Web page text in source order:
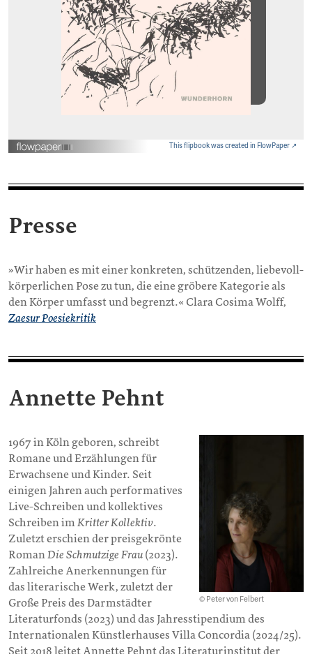
This flipbook was created in FlowPaper ↗
Presse
»Wir haben es mit einer konkreten, schützenden, liebevoll-
körperlichen Pose zu tun, die eine gröbere Kategorie als
den Körper umfasst und begrenzt.« Clara Cosima Wolff,
Zaesur Poesiekritik
Annette Pehnt
© Peter von Felbert
1967 in Köln geboren, schreibt
Romane und Erzählungen für
Erwachsene und Kinder. Seit
einigen Jahren auch performatives
Live-Schreiben und kollektives
Schreiben imKritter Kollektiv.
Zuletzt erschien der preisgekrönte
RomanDie Schmutzige Frau (2023).
Zahlreiche Anerkennungen für
das literarische Werk, zuletzt der
Große Preis des Darmstädter
Literaturfonds (2023) und das Jahresstipendium des
Internationalen Künstlerhauses Villa Concordia (2024/25).
Seit 2018 leitet Annette Pehnt das Literaturinstitut der